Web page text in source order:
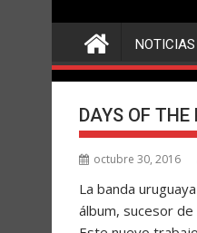
NOTICIAS
DAYS OF
octubre 30, 2016
La banda
álbum, sucesor